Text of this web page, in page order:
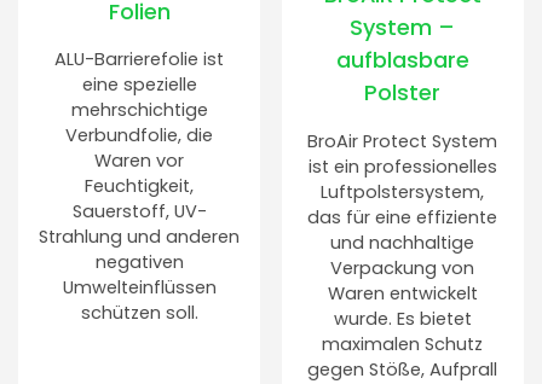
Folien
ALU-Barrierefolie ist
eine spezielle
mehrschichtige
Verbundfolie, die
Waren vor
Feuchtigkeit,
Sauerstoff, UV-
Strahlung und anderen
negativen
Umwelteinflüssen
schützen soll.
System –
aufblasbare
Polster
BroAir Protect System
ist ein professionelles
Luftpolstersystem,
das für eine effiziente
und nachhaltige
Verpackung von
Waren entwickelt
wurde. Es bietet
maximalen Schutz
gegen Stöße, Aufprall